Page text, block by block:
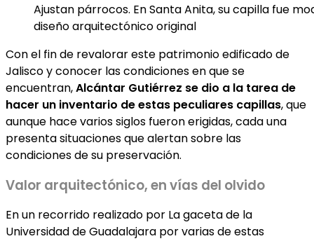
Ajustan párrocos. En Santa Anita, su capilla fue
diseño arquitectónico original
Con el fin de revalorar este patrimonio edificado de
Jalisco y conocer las condiciones en que se
encuentran,Alcántar Gutiérrez se dio a la tarea de
hacer un inventario de estas peculiares capillas, que
aunque hace varios siglos fueron erigidas, cada una
presenta situaciones que alertan sobre las
condiciones de su preservación.
Valor arquitectónico, en vías del olvido
En un recorrido realizado por La gaceta de la
Universidad de Guadalajara por varias de estas